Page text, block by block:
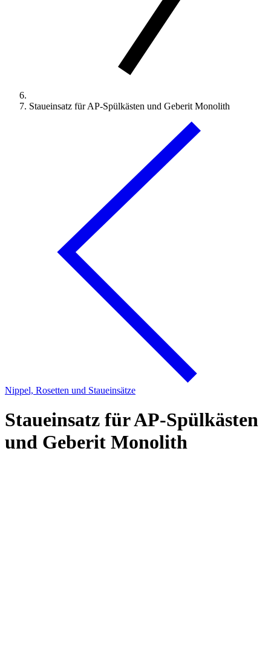
Staueinsatz für AP-Spülkästen und Geberit Monolith
Nippel, Rosetten und Staueinsätze
Staueinsatz für AP-Spülkästen
und Geberit Monolith